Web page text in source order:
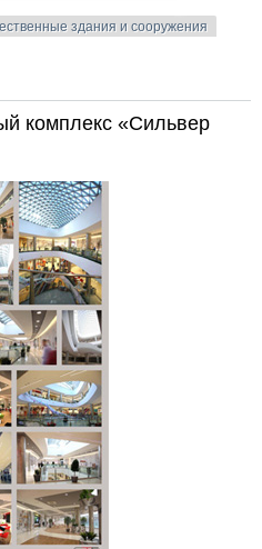
здания и сооружения
в Братске
комплекс «Сильвер